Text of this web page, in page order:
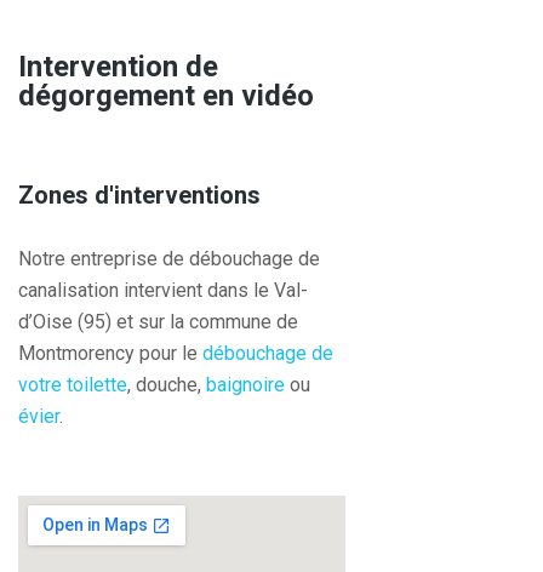
Intervention de
dégorgement en vidéo
Zones d'interventions
Notre entreprise de débouchage de
canalisation intervient dans le Val-
d’Oise (95) et sur la commune de
Montmorency pour le débouchage de
votre toilette, douche, baignoire ou
évier.